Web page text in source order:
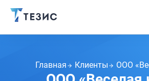
Главная Клиенты ООО